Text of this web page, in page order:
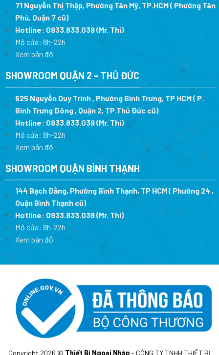
71 Nguyễn Thị Thập, Phường Tân Mỹ, TP.HCM ( Phường Tân
Phú, Quận 7 cũ)
Hotline: 0933.833.039(Mr. Thi)
Mở cửa: 8h-22h
Xem bản đồ
SHOWROOM QUẬN 2 - THỦ ĐỨC
625 Nguyễn Duy Trinh , Phường Bình Trưng, TP HCM ( P.
Bình Trưng Đông , Quận 2, TP.Thủ Đức cũ)
Hotline: 0933.833.039(Mr. Thi)
Mở cửa: 8h-22h
Xem bản đồ
SHOWROOM QUẬN BÌNH THẠNH
144 Bạch Đằng, Phường Bình Thạnh, TP HCM ( Phường 24 ,
Quận Bình Thạnh cũ)
Hotline: 0933.833.039(Mr. Thi)
Mở cửa: 8h-22h
Xem bản đồ
Copyright 2026 © Thiết Bị Ngoại Nhập - CÔNG TY TNHH THIẾT BỊ